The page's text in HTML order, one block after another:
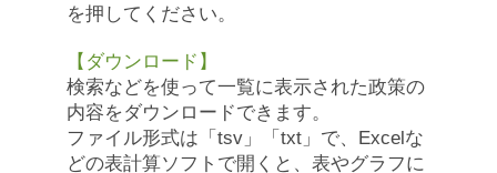
を押してください。
【ダウンロード】
検索などを使って一覧に表示された政策の
内容をダウンロードできます。
ファイル形式は「tsv」「txt」で、Excelな
どの表計算ソフトで開くと、表やグラフに